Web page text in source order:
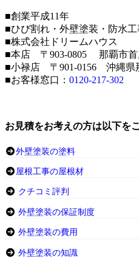
■創業平成11年
■ひび割れ・外壁塗装・防水
■株式会社ドリームハウス
■本店 〒903-0805 那覇市首
■小禄店 〒901-0156 沖縄県
■お客様窓口： 0120-217-302
お見積をお考えの方は以下を
外壁塗装の塗料
屋根工事の屋根材
クチコミ評判
外壁塗装の保証制度
外壁塗装の費用
外壁塗装の知識